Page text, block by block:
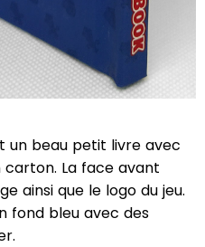
un beau petit livre avec
La face avant
ainsi que le logo du jeu.
fond bleu avec des